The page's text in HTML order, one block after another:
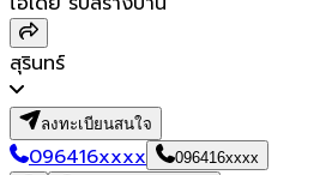
สุรินทร์
ลงทะเบียนสนใจ
096416xxxx
096416xxxx